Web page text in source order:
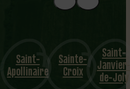
Saint-
Apollinaire
Sainte-
Croix
Saint-
de-Joly